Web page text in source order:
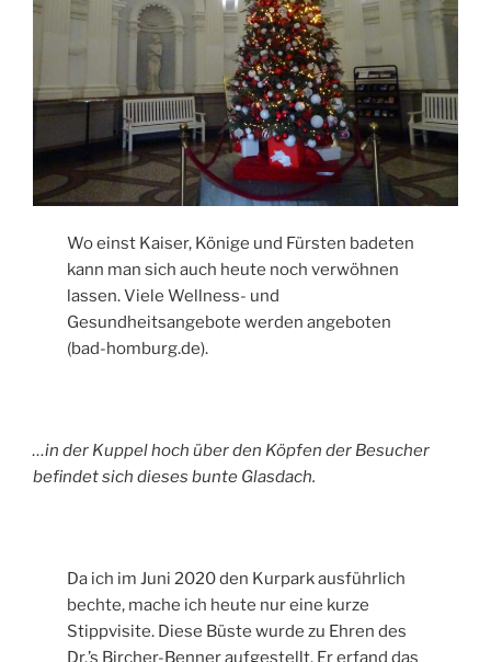
Wo einst Kaiser, Könige und Fürsten badeten
kann man sich auch heute noch verwöhnen
lassen. Viele Wellness- und
Gesundheitsangebote werden angeboten
(bad-homburg.de).
…in der Kuppel hoch über den Köpfen der Besucher
befindet sich dieses bunte Glasdach.
Da ich im Juni 2020 den Kurpark ausführlich
bechte, mache ich heute nur eine kurze
Stippvisite. Diese Büste wurde zu Ehren des